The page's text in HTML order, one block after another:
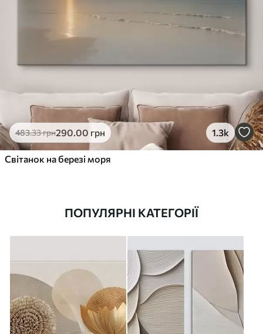
483.33грн290.00 грн 1.3k
Світанок на березі моря
ПОПУЛЯРНІ КАТЕГОРІЇ